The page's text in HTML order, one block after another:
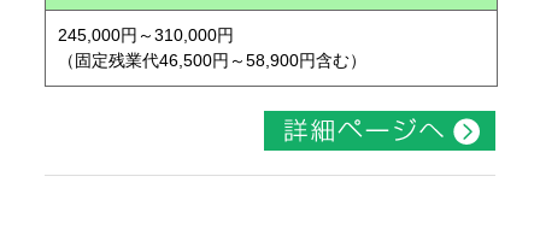
245,000円～310,000円
（固定残業代46,500円～58,900円含む）